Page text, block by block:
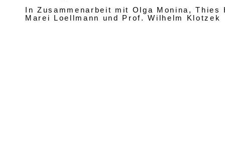
In Zusammenarbeit mit Olga Monina,
Marei Loellmann und Prof. Wilhelm Klotzek